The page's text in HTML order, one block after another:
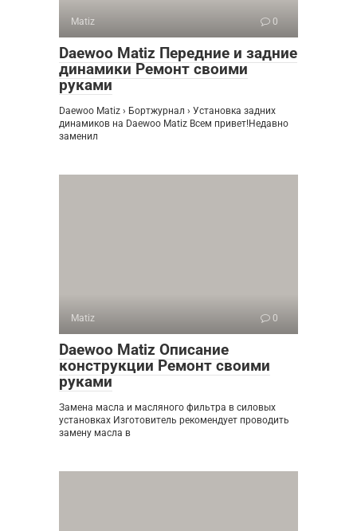
Matiz 0
Daewoo Matiz Передние и задние
динамики Ремонт своими
руками
Daewoo Matiz › Бортжурнал › Установка задних
динамиков на Daewoo Matiz Всем привет!Недавно
заменил
Matiz 0
Daewoo Matiz Описание
конструкции Ремонт своими
руками
Замена масла и масляного фильтра в силовых
установках Изготовитель рекомендует проводить
замену масла в